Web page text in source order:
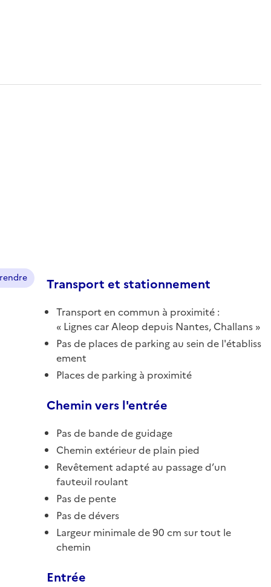
Transport et stationnement
Transport en commun à proximité :
Lignes car Aleop depuis Nantes, Challans
Pas de places de parking au sein de l'établiss
ement
Places de parking à proximité
Chemin vers l'entrée
Pas de bande de guidage
Chemin extérieur de plain pied
Revêtement adapté au passage d’un
fauteuil roulant
Pas de pente
Pas de dévers
Largeur minimale de 90 cm sur tout le
chemin
Entrée